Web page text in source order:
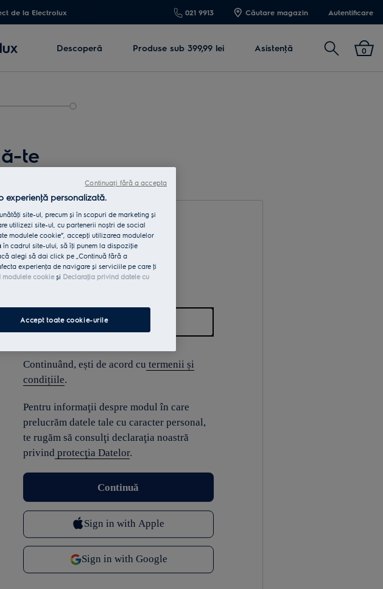
de la Electrolux 021 9913 Căutare magazin Autentificare
Descoperă Produse sub 399,99 lei Asistenţă Cautare 0
te
Introdu e-mail
Continuând, ești de acord cu termenii și
condițiile.
Pentru informaţii despre modul în care
prelucrăm datele tale cu caracter personal,
te rugăm să consulţi declaraţia noastră
privind protecţia Datelor.
experienţă personalizată.
site-ul, precum și în scopuri de marketing și
utilizezi site-ul, cu partenerii noștri de social
modulele cookie”, accepţi utilizarea modulelor
în cadrul site-ului, să îţi punem la dispoziţie
alegi să dai click pe „Continuă fără a
experienţa de navigare și serviciile pe care ţi
cookieși Declaraţia privind datele cu
Accept toate cookie-urile
Continuați fără a accepta